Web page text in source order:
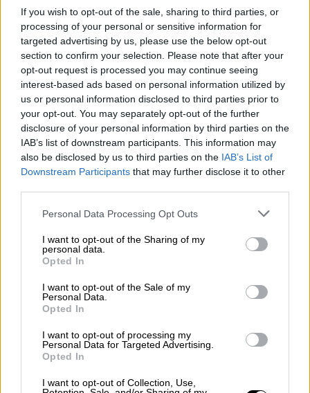
If you wish to opt-out of the sale, sharing to third parties, or
processing of your personal or sensitive information for
targeted advertising by us, please use the below opt-out
section to confirm your selection. Please note that after your
opt-out request is processed you may continue seeing
interest-based ads based on personal information utilized by
us or personal information disclosed to third parties prior to
your opt-out. You may separately opt-out of the further
disclosure of your personal information by third parties on the
IAB’s list of downstream participants. This information may
also be disclosed by us to third parties on the IAB’s List of
Downstream Participants that may further disclose it to other
Please note that this website/app uses one or more Google
not limited to your visit or usage behaviour. You may click to
grant or deny consent to Google and its third-party tags to
use your data for below specified purposes in below Google
consent section.
Personal Data Processing Opt Outs
I want to opt-out of the Sharing of my
personal data.
Opted In
I want to opt-out of the Sale of my
Personal Data.
Opted In
I want to opt-out of processing my
Personal Data for Targeted Advertising.
Opted In
I want to opt-out of Collection, Use,
Μέχρι και 170 πλανήτες που δεν έχουν
τροχιά και δεν φωτίζονται από κάποιο
αστέρι.
Κόσμος 16.10.2021 22:53
NASA: Ξεκίνησε το ταξίδι για τον Δία η
12ετής αποστολή Λούσι